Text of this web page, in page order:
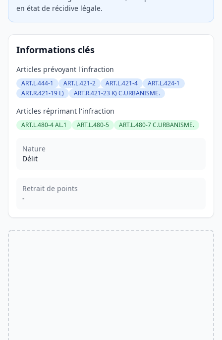
en état de récidive légale.
Informations clés
Articles prévoyant l'infraction
ART.L.444-1 ART.L.421-2 ART.L.421-4
ART.L.424-1
ART.R.421-19 L)
ART.R.421-23 K) C.URBANISME.
Articles réprimant l'infraction
ART.L.480-4 AL.1 ART.L.480-5 ART.L.480-7 C.URBANISME.
Nature
Délit
Retrait de points
-